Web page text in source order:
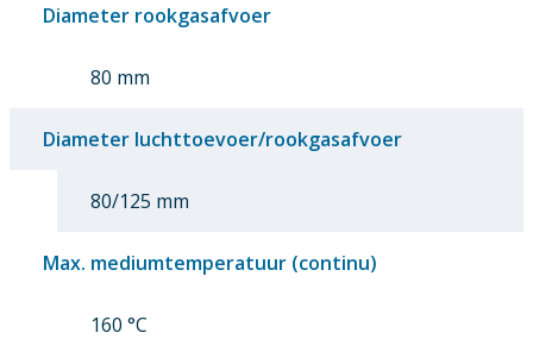
Diameter rookgasafvoer
80 mm
Diameter luchttoevoer/rookgasafvoer
80/125 mm
Max. mediumtemperatuur (continu)
160 °C